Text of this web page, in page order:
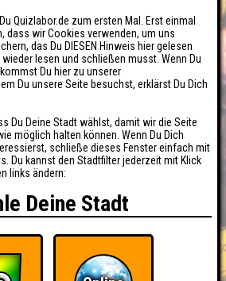
Quizlabor.de zum ersten Mal. Erst einmal
dass wir Cookies verwenden, um uns
das Du DIESEN Hinweis hier gelesen
lesen und schließen musst. Wenn Du
Du hier zu unserer
Du unsere Seite besuchst, erklärst Du Dich
Du Deine Stadt wählst, damit wir die Seite
möglich halten können. Wenn Du Dich
schließe dieses Fenster einfach mit
Du kannst den Stadtfilter jederzeit mit Klick
links ändern:
Deine Stadt